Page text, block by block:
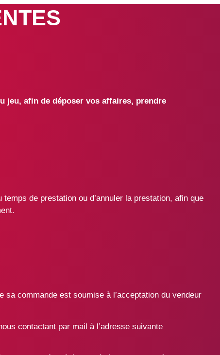
jeu, afin de déposer vos affaires, prendre
de prestation ou d’annuler la prestation, afin que
commande est soumise à l’acceptation du vendeur
contactant par mail à l’adresse suivante